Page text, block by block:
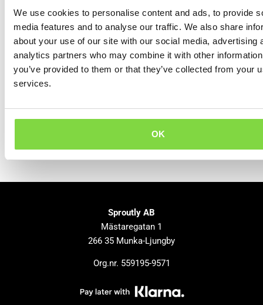
We use cookies to personalise content and ads, to provide
media features and to analyse our traffic. We also share
about your use of our site with our social media, advertising
analytics partners who may combine it with other
you’ve provided to them or that they’ve collected from your
services.
OK
Odla koriander
(microgreens/bladsallad)
28 januari, 2021
Sproutly AB
Mästaregatan 1
266 35 Munka-Ljungby
Org.nr. 559195-9571